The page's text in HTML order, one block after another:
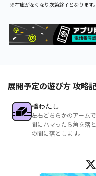
※在庫がなくなり次第終了となります
展開予定の遊び方 攻略
橋わたし
左右どちらかのアーム
間にハマったら角を落
の間に落とします。